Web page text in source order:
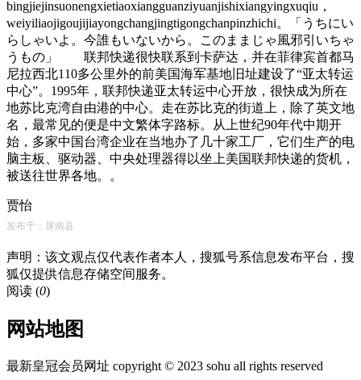
bingjiejinsuonengxietiaoxiangguanziyuanjishixiangyingxuqiu，
weiyiliaojigoujijiayongchangjingtigongchanpinzhichi。「うちにい
らしゃいよ。今誰もいないから。このままじゃ風邪引いちゃ
うもの」 联邦快递很快联系到卡萨达，并在菲律宾首都马
尼拉西北110多公里外的前美国海军基地旧址建设了“亚太转运
中心”。1995年，联邦快递亚太转运中心开放，很快成为所在
地苏比克湾自由港的中心。走在苏比克的街道上，除了英文地
名，最常见的便是中文繁体字路标。从上世纪90年代中期开
始，多家中国台湾企业在当地办了几十家工厂，它们生产的电
脑主板、驱动器、中央处理器得以坐上美国联邦快递的货机，
被送往世界各地。。
贾怡
发布于：屏南县
声明：该文观点仅代表作者本人，搜狐号系信息发布平台，搜
狐仅提供信息存储空间服务。
阅读 (0)
网站地图
最新皇冠会员网址 copyright © 2023 sohu all rights reserved